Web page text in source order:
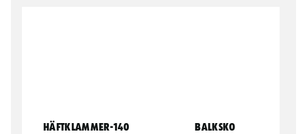
Häftklammer-140 Balksko